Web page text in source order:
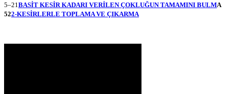
5–21 BASİT KESİR KADARI VERİLEN ÇOKLUĞUN TAMAMINI BULMA
522-KESİRLERLE TOPLAMA VE ÇIKARMA